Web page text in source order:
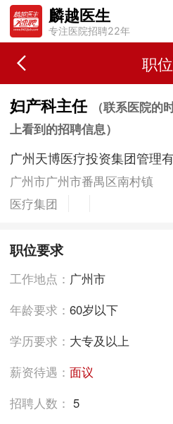
麟越医生
专注医院招聘22年
职
妇产科主任
（联系医院的
上看到的招聘信息）
广州天博医疗投资集团管理
广州市广州市番禺区南村镇
医疗集团
职位要求
工作地点： 广州市
年龄要求：60岁以下
学历要求： 大专及以上
薪资待遇：面议
招聘人数：5